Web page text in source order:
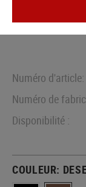
Numéro d'article:
Numéro de
Disponibilité :
COULEUR: